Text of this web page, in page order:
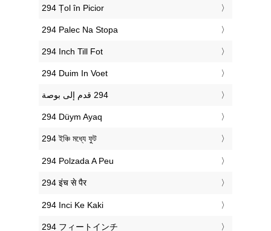
‎294 Țol în Picior
‎294 Palec Na Stopa
‎294 Inch Till Fot
‎294 Duim In Voet
‎294 Düym Ayaq
‎294 ইঞ্চি মধ্যে ফুট
‎294 Polzada A Peu
‎294 इंच से पैर
‎294 Inci Ke Kaki
‎294 フィートインチ